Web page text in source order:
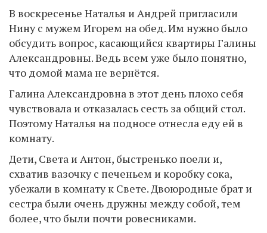
В воскресенье Наталья и Андрей пригласили
Нину с мужем Игорем на обед. Им нужно было
обсудить вопрос, касающийся квартиры Галины
Александровны. Ведь всем уже было понятно,
что домой мама не вернётся.
Галина Александровна в этот день плохо себя
чувствовала и отказалась сесть за общий стол.
Поэтому Наталья на подносе отнесла еду ей в
комнату.
Дети, Света и Антон, быстренько поели и,
схватив вазочку с печеньем и коробку сока,
убежали в комнату к Свете. Двоюродные брат и
сестра были очень дружны между собой, тем
более, что были почти ровесниками.